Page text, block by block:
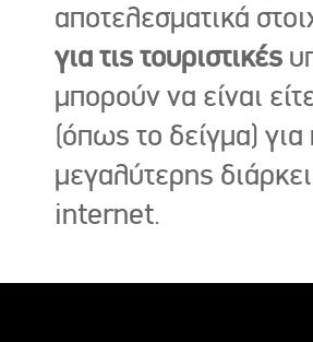
αποτελεσματικά
για τις τουριστικές
μπορούν να είναι
(όπως το δείγμα)
μεγαλύτερης
internet.